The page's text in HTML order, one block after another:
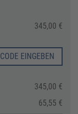
345,00 €
CODE EINGEBEN
345,00 €
65,55 €